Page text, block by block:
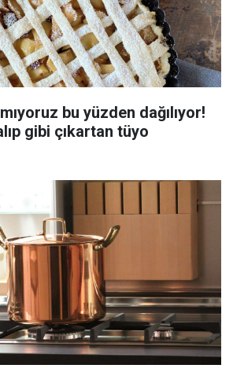
bu yüzden dağılıyor!
gibi çıkartan tüyo